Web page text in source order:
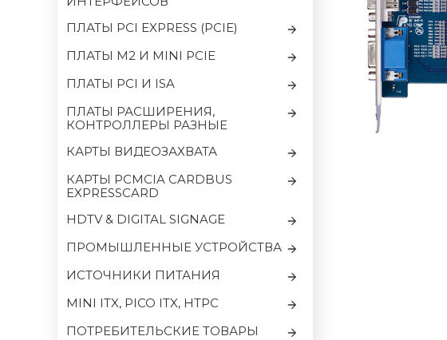
ПЛАТЫ PCI EXPRESS (PCIE)
ПЛАТЫ M2 И MINI PCIE
ПЛАТЫ PCI И ISA
ПЛАТЫ РАСШИРЕНИЯ,
КОНТРОЛЛЕРЫ РАЗНЫЕ
КАРТЫ ВИДЕОЗАХВАТА
КАРТЫ PCMCIA CARDBUS
EXPRESSCARD
HDTV & DIGITAL SIGNAGE
ПРОМЫШЛЕННЫЕ УСТРОЙСТВА
ИСТОЧНИКИ ПИТАНИЯ
MINI ITX, PICO ITX, HTPC
ПОТРЕБИТЕЛЬСКИЕ ТОВАРЫ